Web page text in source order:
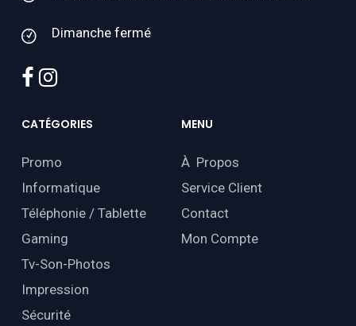
Dimanche fermé
facebook
instagram
CATÉGORIES
Promo
Informatique
Téléphonie / Tablette
Gaming
Tv-Son-Photos
Impression
Sécurité
MENU
À Propos
Service Client
Contact
Mon Compte